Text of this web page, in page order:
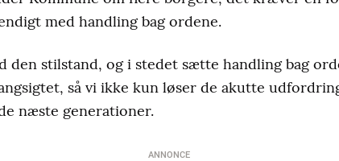
med handling bag ordene.
den stilstand, og i stedet sætte handling bag
så vi ikke kun løser de akutte
næste generationer.
ANNONCE